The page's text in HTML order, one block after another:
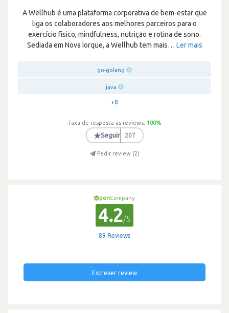
A Wellhub é uma plataforma corporativa de bem-estar que
liga os colaboradores aos melhores parceiros para o
exercício físico, mindfulness, nutrição e rotina de sono.
Sediada em Nova Iorque, a Wellhub tem mais… Ler mais
go-golang
java
+8
Taxa de resposta às reviews: 100%
★Seguir 207
Pedir review (2)
penCompany
4.2/5
89 Reviews
Escrever review